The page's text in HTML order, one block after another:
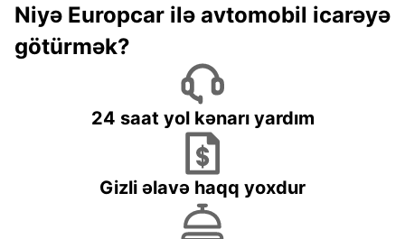
Niyə Europcar ilə avtomobil icarəyə
götürmək?
24 saat yol kənarı yardım
Gizli əlavə haqq yoxdur